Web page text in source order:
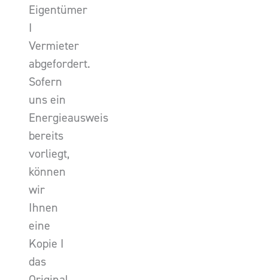
Eigentümer
I
Vermieter
abgefordert.
Sofern
uns ein
Energieausweis
bereits
vorliegt,
können
wir
Ihnen
eine
Kopie I
das